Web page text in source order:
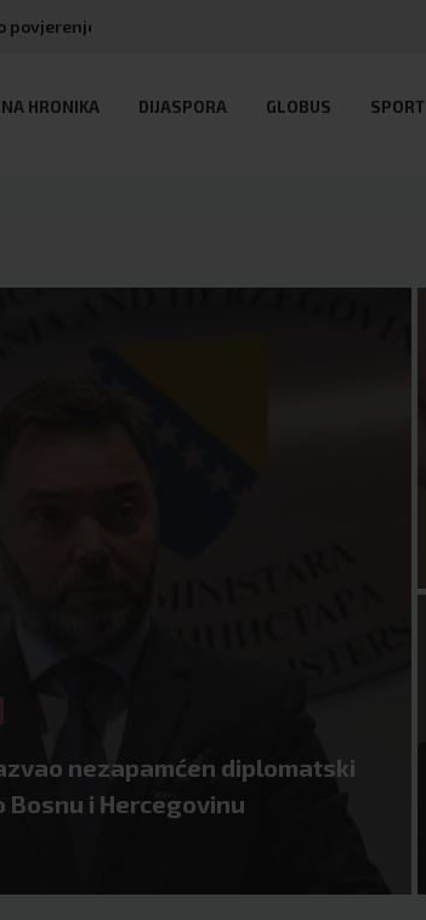
HRONIKA DIJASPORA GLOBUS SPORT
i obrukao Bosnu i Hercegovinu
nezapamćen diplomatski
i Hercegovinu